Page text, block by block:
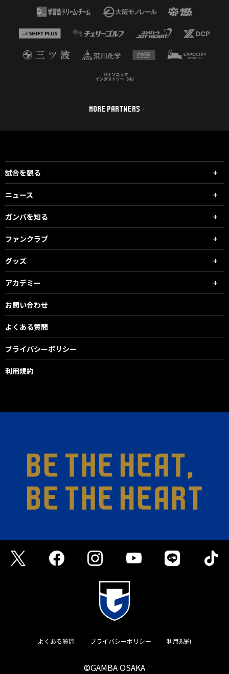
MORE PARTNERS
試合を観る
ニュース
ガンバを知る
ファンクラブ
グッズ
アカデミー
お問い合わせ
よくある質問
プライバシーポリシー
利用規約
よくある質問 プライバシーポリシー 利用規約
©GAMBA OSAKA